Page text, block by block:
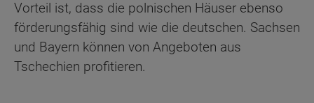
Vorteil ist, dass die polnischen Häuser ebenso
förderungsfähig sind wie die deutschen. Sachsen
und Bayern können von Angeboten aus
Tschechien profitieren.